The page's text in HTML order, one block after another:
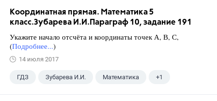
Координатная прямая. Математика 5
класс.Зубарева И.И.Параграф 10, задание 191
Укажите начало отсчёта и координаты точек А, В, С,
(Подробнее...)
14 июля 2017
ГДЗ Зубарева И.И. Математика +1